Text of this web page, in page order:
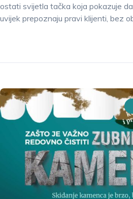
ostati svijetla tačka koja pokazuje
uvijek prepoznaju pravi klijenti, bez